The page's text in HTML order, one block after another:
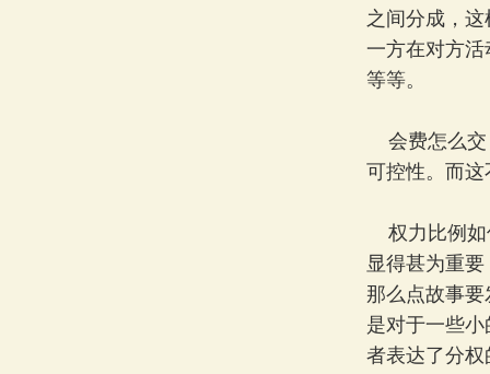
之间分成，
一方在对方
等等。
会费怎么交
可控性。而
权力比例如
显得甚为重
那么点故事
是对于一些
者表达了分